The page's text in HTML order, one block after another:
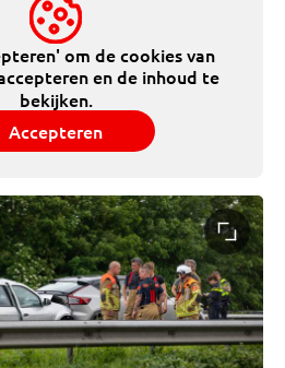
om de cookies van
en de inhoud te
bekijken.
Accepteren